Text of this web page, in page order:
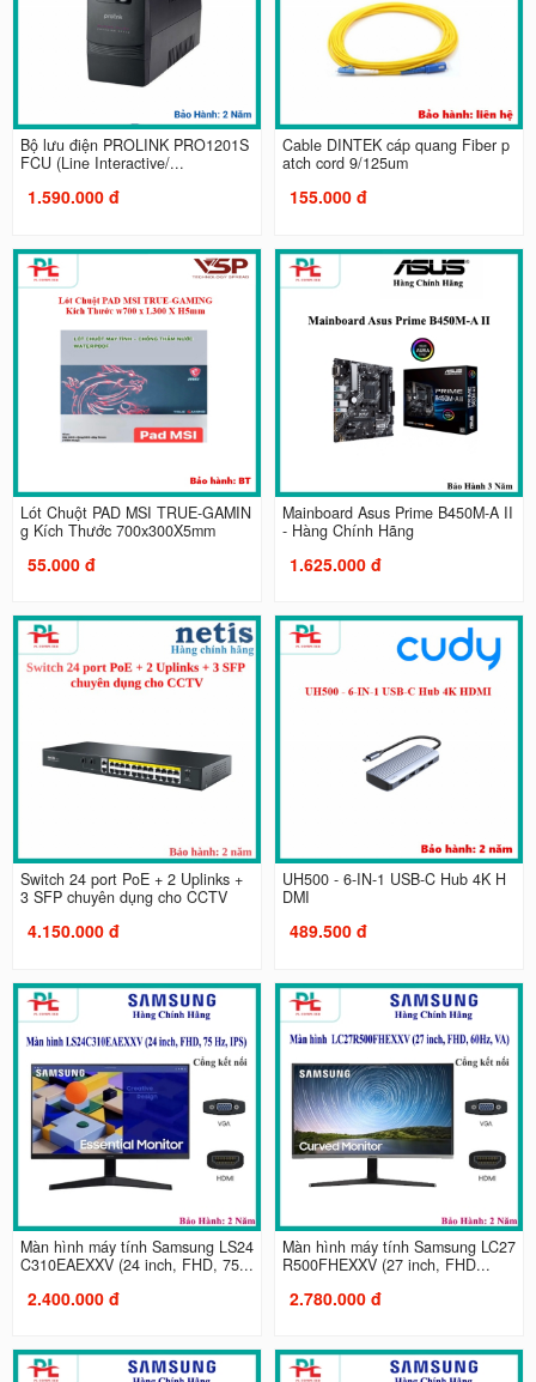
Bộ lưu điện PROLINK PRO1201S
FCU (Line Interactive/...
1.590.000 đ
Cable DINTEK cáp quang Fiber p
atch cord 9/125um
155.000 đ
Lót Chuột PAD MSI TRUE-GAMIN
g Kích Thước 700x300X5mm
55.000 đ
Mainboard Asus Prime B450M-A II
- Hàng Chính Hãng
1.625.000 đ
Switch 24 port PoE + 2 Uplinks +
3 SFP chuyên dụng cho CCTV
4.150.000 đ
UH500 - 6-IN-1 USB-C Hub 4K H
DMI
489.500 đ
Màn hình máy tính Samsung LS24
C310EAEXXV (24 inch, FHD, 75...
2.400.000 đ
Màn hình máy tính Samsung LC27
R500FHEXXV (27 inch, FHD...
2.780.000 đ